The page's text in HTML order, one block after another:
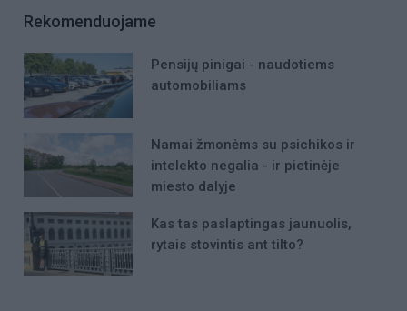
Rekomenduojame
Pensijų pinigai - naudotiems
automobiliams
Namai žmonėms su psichikos ir
intelekto negalia - ir pietinėje
miesto dalyje
Kas tas paslaptingas jaunuolis,
rytais stovintis ant tilto?